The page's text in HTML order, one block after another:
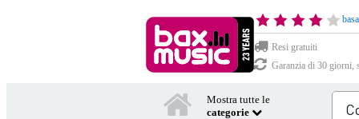
Resi gratuiti
Garanzia di 30 giorni,
Mostra tutte le
categorie